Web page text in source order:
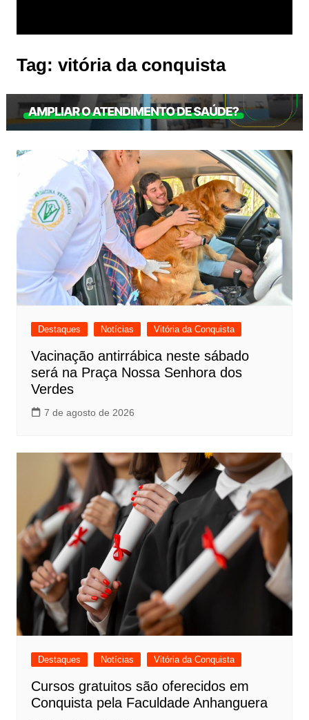
Tag: vitória da conquista
Destaques Notícias Vitória da Conquista
Vacinação antirrábica neste sábado
será na Praça Nossa Senhora dos
Verdes
7 de agosto de 2026
Destaques Notícias Vitória da Conquista
Cursos gratuitos são oferecidos em
Conquista pela Faculdade Anhanguera